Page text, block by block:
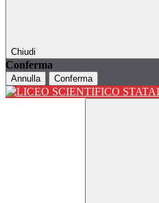
Chiudi
Conferma
Annulla Conferma